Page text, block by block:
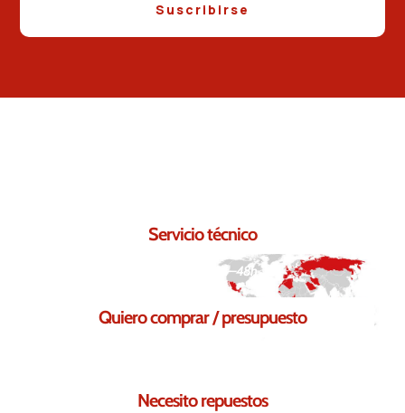
Suscribirse
Servicio técnico
Respuesta en 24–48h
Quiero comprar / presupuesto
Necesito repuestos